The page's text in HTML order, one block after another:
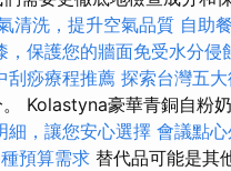
清洗，提升空氣品質 自助
，保護您的牆面免受水分侵
刮痧療程推薦 探索台灣五
Kolastyna豪華青銅自粉
細，讓您安心選擇 會議點
預算需求 替代品可能是其